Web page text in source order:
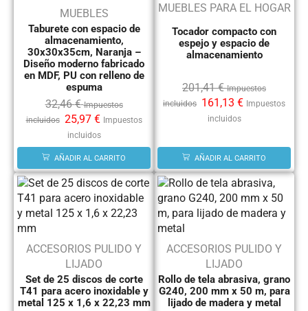
MUEBLES
Taburete con espacio de
almacenamiento,
30x30x35cm, Naranja –
Diseño moderno fabricado
en MDF, PU con relleno de
espuma
32,46€ Impuestos
incluidos 25,97 € Impuestos
incluidos
AÑADIR AL CARRITO
MUEBLES PARA EL HOGAR
Tocador compacto con
espejo y espacio de
almacenamiento
201,41€ Impuestos
incluidos 161,13 € Impuestos
incluidos
AÑADIR AL CARRITO
ACCESORIOS PULIDO Y
LIJADO
Set de 25 discos de corte
T41 para acero inoxidable y
metal 125 x 1,6 x 22,23 mm
ACCESORIOS PULIDO Y
LIJADO
Rollo de tela abrasiva, grano
G240, 200 mm x 50 m, para
lijado de madera y metal